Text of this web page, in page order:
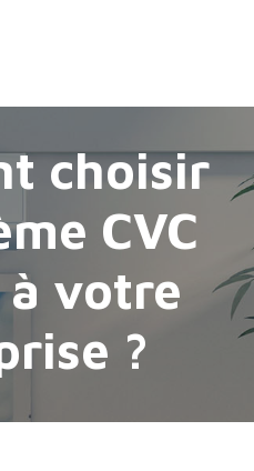
choisir
CVC
votre
?